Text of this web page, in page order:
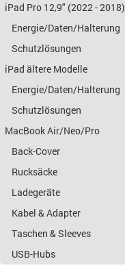
iPad Pro 12,9" (2022 - 2018)
Energie/Daten/Halterung
Schutzlösungen
iPad ältere Modelle
Energie/Daten/Halterung
Schutzlösungen
MacBook Air/Neo/Pro
Back-Cover
Rucksäcke
Ladegeräte
Kabel & Adapter
Taschen & Sleeves
USB-Hubs